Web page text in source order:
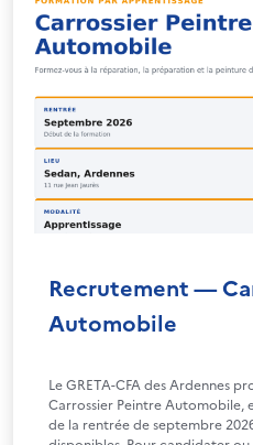
Recrutement —
Automobile
Le GRETA-CFA des Ardennes
Carrossier Peintre Automobile,
de la rentrée de septembre